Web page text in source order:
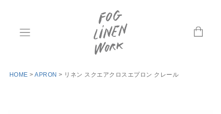
HOME APRON リネン スクエアクロスエプロン クレール